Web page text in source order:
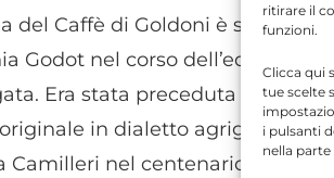
ritirare il
funzioni.
Clicca qui
tue scelte
i pulsanti
nella
del Caffè di Goldoni è stata la
Godot nel corso dell’edizione
Era stata preceduta da A
in dialetto agrigentino
Camilleri nel centenario della